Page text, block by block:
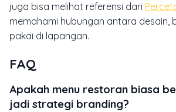
juga bisa melihat referensi dari
memahami hubungan antara desain,
pakai di lapangan.
FAQ
Apakah menu restoran biasa
jadi strategi branding?